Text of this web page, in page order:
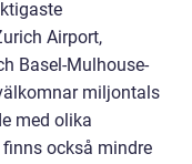
Airport,
Basel-Mulhouse-
miljontals
med olika
också mindre